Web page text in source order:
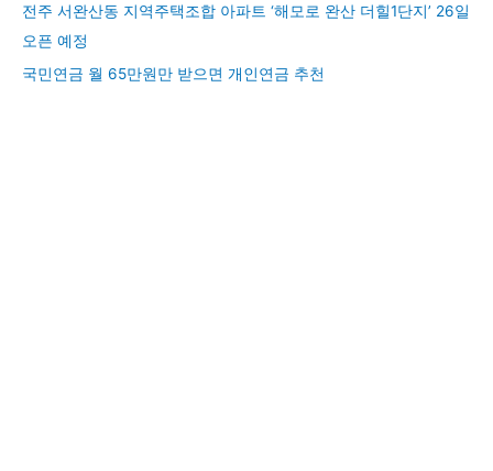
전주 서완산동 지역주택조합 아파트 ‘해모로 완산 더힐1단지’ 26일
오픈 예정
국민연금 월 65만원만 받으면 개인연금 추천